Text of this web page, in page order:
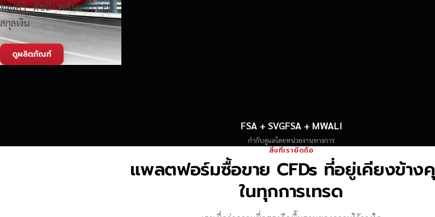
ทองคำ · ดัชนี · พลังงาน · CFD
สกุลเงิน
ดูผลิตภัณฑ์
FSA + SVGFSA + MWALI
กำกับดูแลโดยหน่วยงานทางการ
สิ่งที่เรายึดถือ
แพลตฟอร์มซื้อขาย CFDs ที่อยู่เคียงข้า
ในทุกการเทรด